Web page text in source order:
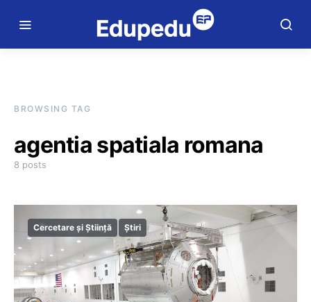
BROWSING TAG
agentia spatiala romana
8 posts
Cercetare și Știință Știri